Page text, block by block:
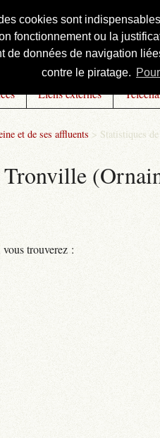
cookies sont
fonctionnement ou la
données de navigation
contre le piratage.
Liens externes
et de ses affluents > Statistiques
Tronville
trouverez :